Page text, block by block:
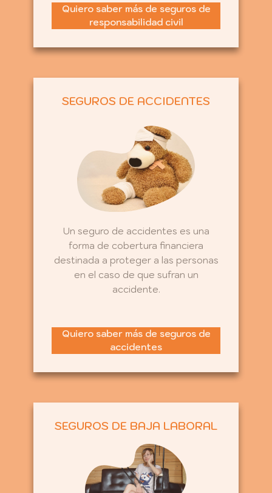
Quiero saber más de seguros de
responsabilidad civil
SEGUROS DE ACCIDENTES
Un seguro de accidentes es una
forma de cobertura financiera
destinada a proteger a las personas
en el caso de que sufran un
accidente.
Quiero saber más de seguros de
accidentes
SEGUROS DE BAJA LABORAL